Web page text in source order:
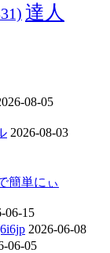
達人
08-05
2026-08-03
簡単にぃ
06-15
2026-06-08
06-05